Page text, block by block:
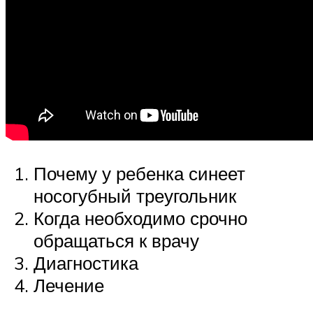
Почему у ребенка синеет
носогубный треугольник
Когда необходимо срочно
обращаться к врачу
Диагностика
Лечение